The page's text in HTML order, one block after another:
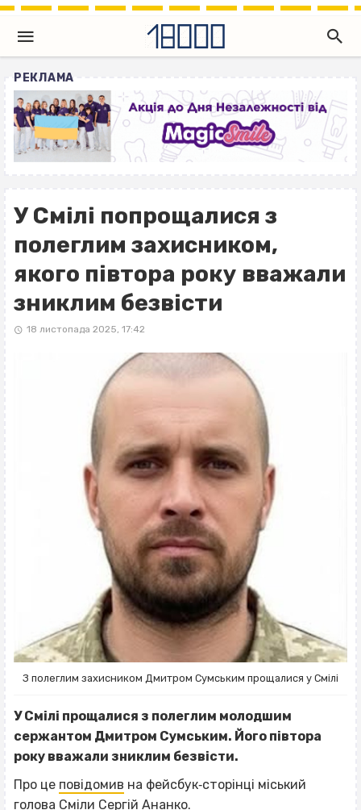
РЕКЛАМА
У Смілі попрощалися з
полеглим захисником,
якого півтора року вважали
зниклим безвісти
18 листопада 2025, 17:42
З полеглим захисником Дмитром Сумським прощалися у Смілі
У Смілі прощалися з полеглим молодшим
сержантом Дмитром Сумським. Його півтора
року вважали зниклим безвісти.
Про це повідомив на фейсбук‐сторінці міський
голова Сміли Сергій Ананко.